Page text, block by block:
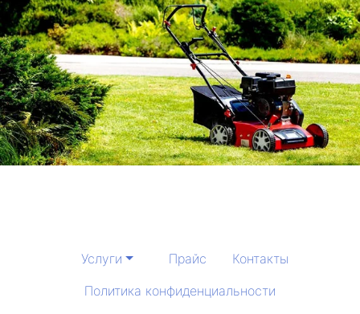
Услуги Прайс
Контакты
Политика конфиденциальности